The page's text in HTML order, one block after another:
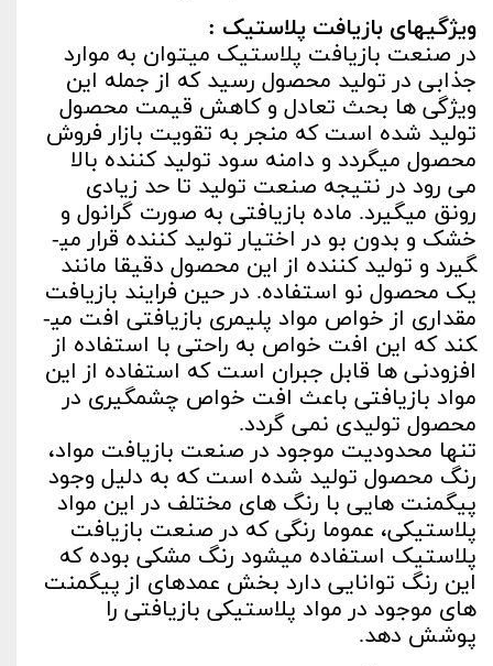
ویژگی­های بازیافت پلاستیک :
در صنعت بازیافت پلاستیک می­توان به موارد
جذابی در تولید محصول رسید که از جمله این
ویژگی ها بحث تعادل و کاهش قیمت محصول
تولید شده است که منجر به تقویت بازار فروش
محصول می­گردد و دامنه­ سود تولید کننده بالا
می رود در نتیجه صنعت تولید تا حد زیادی
رونق می­گیرد. ماده­ بازیافتی به صورت گرانول و
خشک و بدون بو در اختیار تولید کننده قرار می­
گیرد و تولید کننده از این محصول دقیقا مانند
یک محصول نو استفاده. در حین فرایند بازیافت
مقداری از خواص مواد پلیمری بازیافتی افت می­
کند که این افت خواص به راحتی با استفاده از
افزودنی ها قابل جبران است که استفاده از این
مواد بازیافتی باعث افت خواص چشمگیری در
محصول تولیدی نمی گردد.
تنها محدودیت موجود در صنعت بازیافت مواد،
رنگ محصول تولید شده است که به دلیل وجود
پیگمنت هایی با رنگ های مختلف در این مواد
پلاستیکی، عموما رنگی که در صنعت بازیافت
پلاستیک استفاده می­شود رنگ مشکی بوده که
این رنگ توانایی دارد بخش عمده­ای از پیگمنت
های موجود در مواد پلاستیکی بازیافتی را
پوشش دهد.